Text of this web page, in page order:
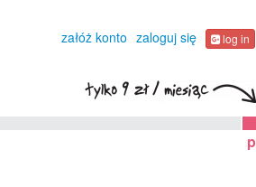
załóż konto zaloguj się log in